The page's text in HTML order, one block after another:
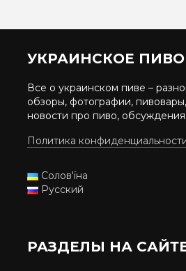
УКРАИНСКОЕ ПИВО
Все о украинском пиве –
обзоры, фотографии,
новости про пиво, обсуждения.
Политика
Солов'їна
Русский
РАЗДЕЛЫ НА